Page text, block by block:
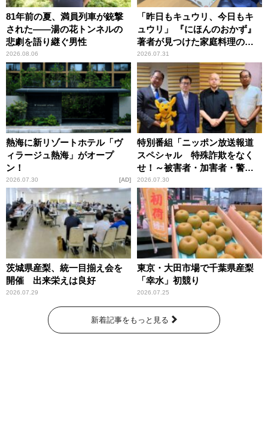
81年前の夏、満員列車が銃撃
された――湯の花トンネルの
悲劇を語り継ぐ男性
2026.08.06
「昨日もキュウリ、今日もキ
ュウリ」 『にほんのおかず』
著者が見つけた家庭料理の知
恵
2026.07.31
熱海に新リゾートホテル「ヴ
ィラージュ熱海」がオープ
ン！
2026.07.30 AD
特別番組「ニッポン放送報道
スペシャル 特殊詐欺をなく
せ！～被害者・加害者・警視
庁が語るトクリュウの実態
～」放送
2026.07.30
茨城県産梨、統一目揃え会を
開催 出来栄えは良好
2026.07.29
東京・大田市場で千葉県産梨
「幸水」初競り
2026.07.25
新着記事をもっと見る